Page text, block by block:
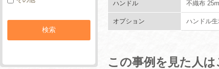
ハンドル 不織布
オプション ハンドル
この事例を見た人